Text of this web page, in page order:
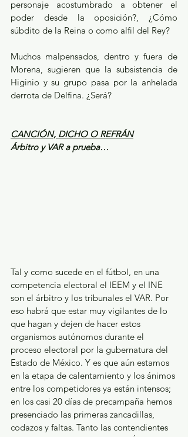
personaje acostumbrado a obtener el
poder desde la oposición?, ¿Cómo
súbdito de la Reina o como alfil del Rey?
Muchos malpensados, dentro y fuera de
Morena, sugieren que la subsistencia de
Higinio y su grupo pasa por la anhelada
derrota de Delfina. ¿Será?
CANCIÓN, DICHO O REFRÁN
Árbitro y VAR a prueba…
Tal y como sucede en el fútbol, en una
competencia electoral el IEEM y el INE
son el árbitro y los tribunales el VAR. Por
eso habrá que estar muy vigilantes de lo
que hagan y dejen de hacer estos
organismos autónomos durante el
proceso electoral por la gubernatura del
Estado de México. Y es que aún estamos
en la etapa de calentamiento y los ánimos
entre los competidores ya están intensos;
en los casi 20 días de precampaña hemos
presenciado las primeras zancadillas,
codazos y faltas. Tanto las contendientes